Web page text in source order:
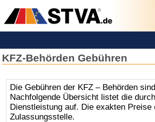
KFZ-Behörden Gebühren
­­Die Gebühren der KFZ – Behörden
Nachfolgende Übersicht listet die
Dienstleistung auf. Die exakten
Zulassungsstelle.